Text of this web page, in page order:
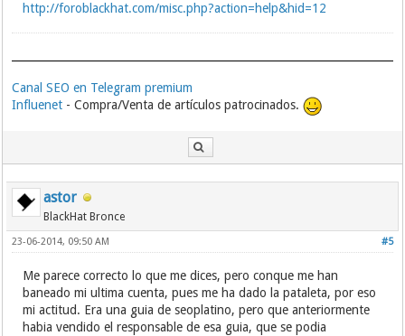
http://foroblackhat.com/misc.php?action=help&hid=12
Canal SEO en Telegram premium
Influenet - Compra/Venta de artículos patrocinados.
astor
BlackHat Bronce
#5
23-06-2014, 09:50 AM
Me parece correcto lo que me dices, pero conque me han
baneado mi ultima cuenta, pues me ha dado la pataleta, por eso
mi actitud. Era una guia de seoplatino, pero que anteriormente
habia vendido el responsable de esa guia, que se podia